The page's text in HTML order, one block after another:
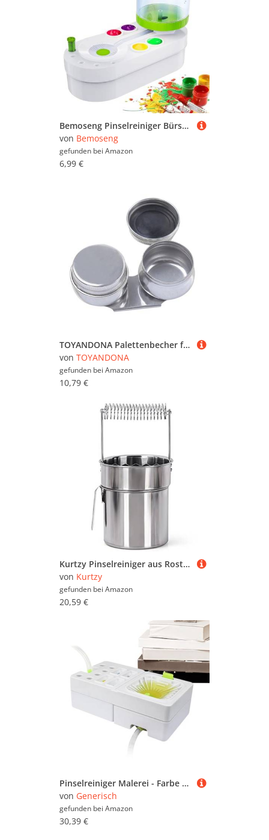
Bemoseng Pinselreiniger Bürstenspüler, Pinselreiniger Wasserfarbe Kinder, Brush Cleaner, Brush Rinser Wasserkreislaufspüler Für Acryl Und Farben Auf Wasserbasis Pinsel RinserArt Tools
von Bemoseng
gefunden bei Amazon
6,99 €
TOYANDONA Palettenbecher für Ölmalerei Doppelter mit Deckel Pinselreiniger und Farbreinigungseimer Optimiert für Künstler für Aquarellmischpalette und Malbedarf
von TOYANDONA
gefunden bei Amazon
10,79 €
Kurtzy Pinselreiniger aus Rostfreiem Stahl - Auslaufsicherer Tragbarer Doppelwandiger Pinselreiniger Acrylfarbe mit Reinigungstank, Entfernbarem Filter & Federhalterung - Für Ölmalerei Künstlerbedarf
von Kurtzy
gefunden bei Amazon
20,59 €
Pinselreiniger Malerei - Farbe Wasserspender Elektrischer Pinselreiniger - Effiziente Pinselreiniger, Pinselwascher für junge Leute, Klassenzimmer, Kunststudios, Studenten
von Generisch
gefunden bei Amazon
30,39 €